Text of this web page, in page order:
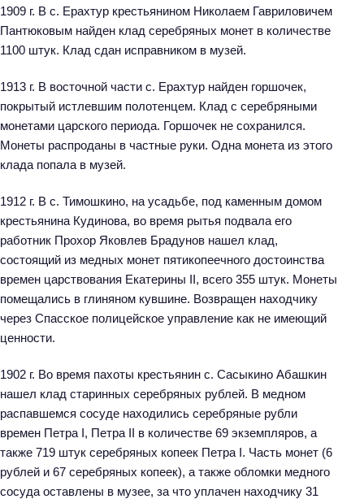
1909 г. В с. Ерахтур крестьянином Николаем Гавриловичем
Пантюковым найден клад серебряных монет в количестве
1100 штук. Клад сдан исправником в музей.
1913 г. В восточной части с. Ерахтур найден горшочек,
покрытый истлевшим полотенцем. Клад с серебряными
монетами царского периода. Горшочек не сохранился.
Монеты распроданы в частные руки. Одна монета из этого
клада попала в музей.
1912 г. В с. Тимошкино, на усадьбе, под каменным домом
крестьянина Кудинова, во время рытья подвала его
работник Прохор Яковлев Брадунов нашел клад,
состоящий из медных монет пятикопеечного достоинства
времен царствования Екатерины II, всего 355 штук. Монеты
помещались в глиняном кувшине. Возвращен находчику
через Спасское полицейское управление как не имеющий
ценности.
1902 г. Во время пахоты крестьянин с. Сасыкино Абашкин
нашел клад старинных серебряных рублей. В медном
распавшемся сосуде находились серебряные рубли
времен Петра I, Петра II в количестве 69 экземпляров, а
также 719 штук серебряных копеек Петра I. Часть монет (6
рублей и 67 серебряных копеек), а также обломки медного
сосуда оставлены в музее, за что уплачен находчику 31